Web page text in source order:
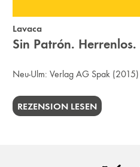
Lavaca
Sin Patrón.
Neu-Ulm:Verlag AG Spak (2015)
REZENSION LESEN